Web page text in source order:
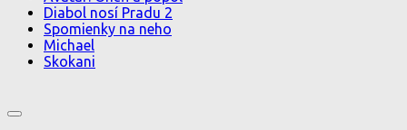
Diabol nosí Pradu 2
Spomienky na neho
Michael
Skokani